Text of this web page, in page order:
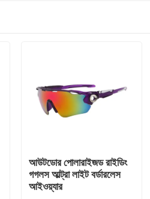
আউটডোর পোলারাইজড রাইডিং
গগলস আল্ট্রা লাইট বর্ডারলেস
আইওয়্যার